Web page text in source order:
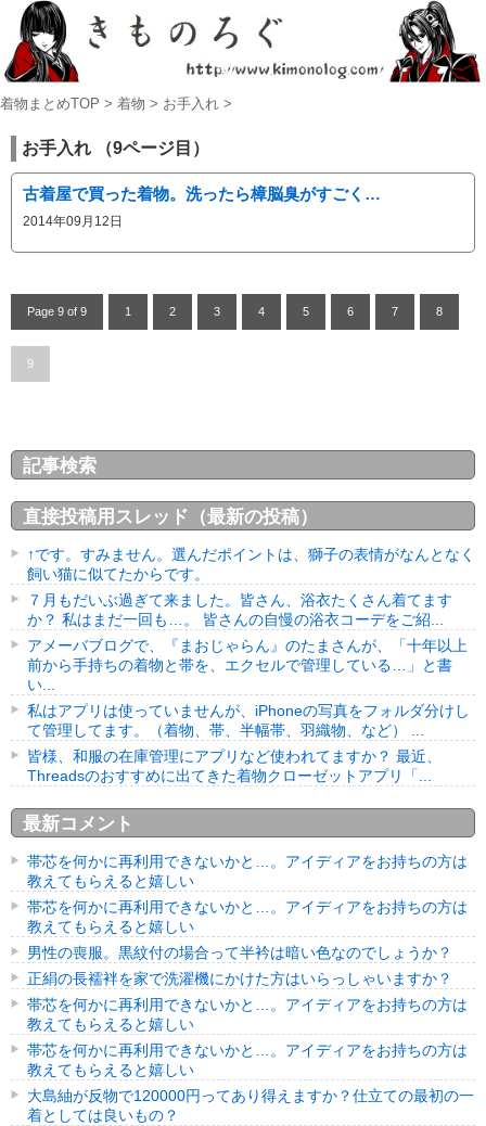
着物まとめTOP > 着物 > お手入れ >
お手入れ （9ページ目）
古着屋で買った着物。洗ったら樟脳臭がすごく…
2014年09月12日
Page 9 of 9 1 2 3 4 5 6 7 8
9
記事検索
直接投稿用スレッド（最新の投稿）
↑です。すみません。選んだポイントは、獅子の表情がなんとなく
飼い猫に似てたからです。
７月もだいぶ過ぎて来ました。皆さん、浴衣たくさん着てます
か？ 私はまだ一回も…。 皆さんの自慢の浴衣コーデをご紹...
アメーバブログで、『まおじゃらん』のたまさんが、「十年以上
前から手持ちの着物と帯を、エクセルで管理している…」と書
い...
私はアプリは使っていませんが、iPhoneの写真をフォルダ分けし
て管理してます。（着物、帯、半幅帯、羽織物、など） ...
皆様、和服の在庫管理にアプリなど使われてますか？ 最近、
Threadsのおすすめに出てきた着物クローゼットアプリ「...
最新コメント
帯芯を何かに再利用できないかと…。アイディアをお持ちの方は
教えてもらえると嬉しい
帯芯を何かに再利用できないかと…。アイディアをお持ちの方は
教えてもらえると嬉しい
男性の喪服。黒紋付の場合って半衿は暗い色なのでしょうか？
正絹の長襦袢を家で洗濯機にかけた方はいらっしゃいますか？
帯芯を何かに再利用できないかと…。アイディアをお持ちの方は
教えてもらえると嬉しい
帯芯を何かに再利用できないかと…。アイディアをお持ちの方は
教えてもらえると嬉しい
大島紬が反物で120000円ってあり得えますか？仕立ての最初の一
着としては良いもの？